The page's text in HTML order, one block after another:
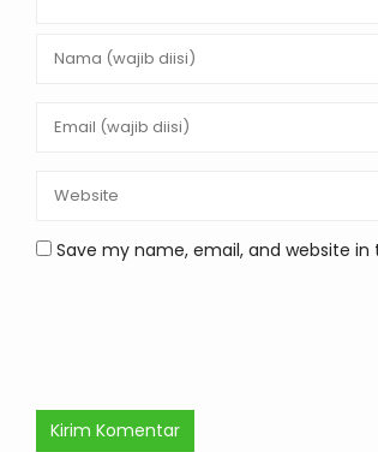
Save my name, email, and website